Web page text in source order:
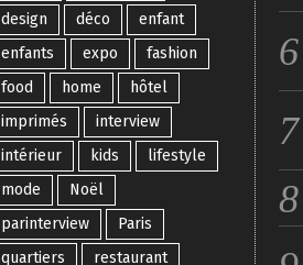
design
déco
enfant
enfants
expo
fashion
food
home
hôtel
imprimés
interview
intérieur
kids
lifestyle
mode
Noël
parinterview
Paris
quartiers
restaurant